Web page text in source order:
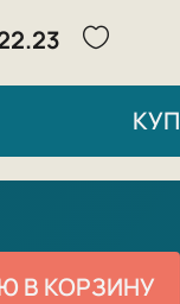
В КОРЗИНУ